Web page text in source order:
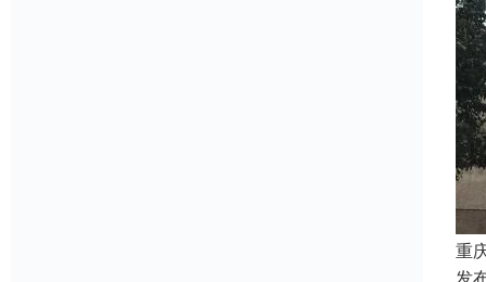
重